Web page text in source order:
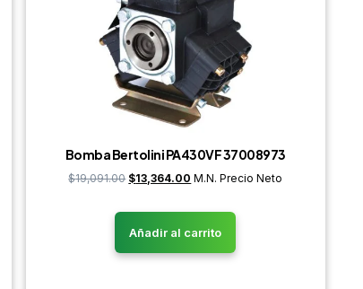
Bomba Bertolini PA430VF 37008973
$19,091.00 $13,364.00 M.N. Precio Neto
Añadir al carrito